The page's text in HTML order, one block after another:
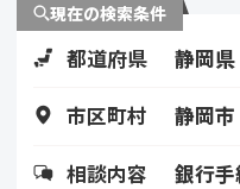
現在の検索条件
都道府県 静岡県
市区町村 静岡市
相談内容 銀行手